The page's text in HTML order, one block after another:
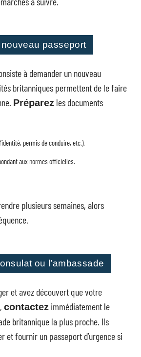
passeport
à demander un nouveau
britanniques permettent de le faire
Préparez les documents
permis de conduire, etc.).
aux normes officielles.
plusieurs semaines, alors
ou l’ambassade
et avez découvert que votre
contactez immédiatement le
britannique la plus proche. Ils
et fournir un passeport d’urgence si